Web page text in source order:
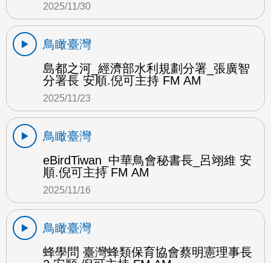
2025/11/30
鳥瞰臺灣
島都之河_經濟部水利規劃分署_張廣智
分署長 安順.倪可主持 FM AM
2025/11/23
鳥瞰臺灣
eBirdTiwan_中華鳥會秘書長_呂翊維 安
順.倪可主持 FM AM
2025/11/16
鳥瞰臺灣
蜂學問 臺灣蜂類保育協會蔡明憲理事長